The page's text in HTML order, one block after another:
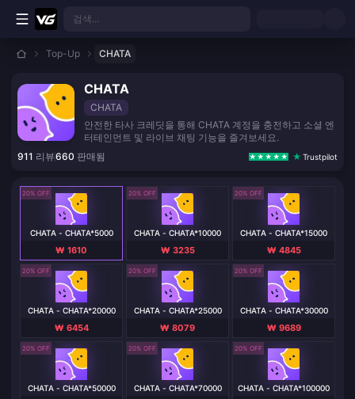
본문으로 바로가기
검색...
Top-Up CHATA
CHATA
CHATA
안전한 타사 크레딧을 통해 CHATA 계정을 충전하고 소셜 엔
터테인먼트 및 라이브 채팅 기능을 즐겨보세요.
911 리뷰660 판매됨 Trustpilot
20% OFF
CHATA - CHATA*5000
₩ 1610
20% OFF
CHATA - CHATA*10000
₩ 3235
20% OFF
CHATA - CHATA*15000
₩ 4845
20% OFF
CHATA - CHATA*20000
₩ 6454
20% OFF
CHATA - CHATA*25000
₩ 8079
20% OFF
CHATA - CHATA*30000
₩ 9689
20% OFF
CHATA - CHATA*50000
20% OFF
CHATA - CHATA*70000
20% OFF
CHATA - CHATA*100000